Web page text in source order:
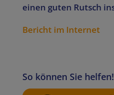
einen guten Rutsch
Bericht im Internet
So können Sie helfen!